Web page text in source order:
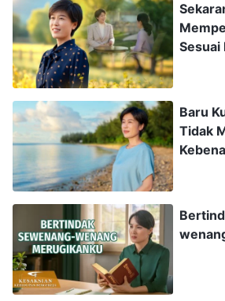
Tuhan: "Bagaimana istilah
dijelaskan dan diterapkan?
segala sesuatu ketika hal itu
salah satu cara untuk
(Mengimbangi kelemahan
kelebihan orang lain, saling
sepenuhnya tepat;
berarti bekerja sama secara
ada lagi? Meminta pendapat
sesuatu terjadi—bukankah itu
Jika seseorang
dan begitu pula dengan yang
Sesuai
Baru
Tidak